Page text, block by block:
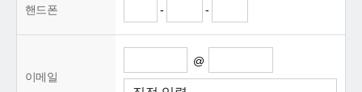
핸드폰 - -
이메일
@